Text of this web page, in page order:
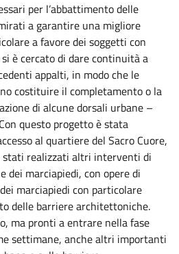
per l’abbattimento delle
a garantire una migliore
a favore dei soggetti con
è cercato di dare continuità a
appalti, in modo che le
costituire il completamento o la
di alcune dorsali urbane –
questo progetto è stata
al quartiere del Sacro Cuore,
stati realizzati altri interventi di
dei marciapiedi, con opere di
marciapiedi con particolare
delle barriere architettoniche.
ma pronti a entrare nella fase
settimane, anche altri importanti